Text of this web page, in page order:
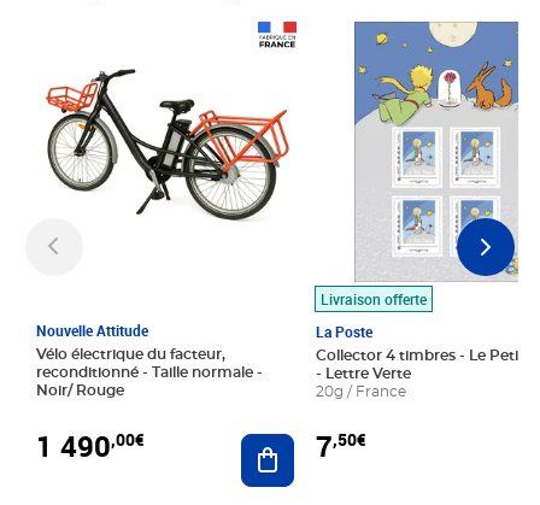
Nouvelle Attitude
Vélo électrique du facteur,
reconditionné - Taille normale -
Noir/ Rouge
1 490,00€ Ajouter au panier
Livraison offerte
La Poste
Collector 4 timbres - Le Petit
- Lettre Verte
20g / France
7,50€
Prix 7,50€